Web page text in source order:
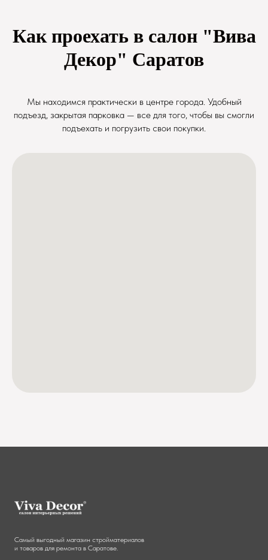
Как проехать в салон "Вива
Декор" Саратов
Мы находимся практически в центре города. Удобный
подъезд, закрытая парковка — все для того, чтобы вы смогли
подъехать и погрузить свои покупки.
Самый выгодный магазин стройматериалов
и товаров для ремонта в Саратове.